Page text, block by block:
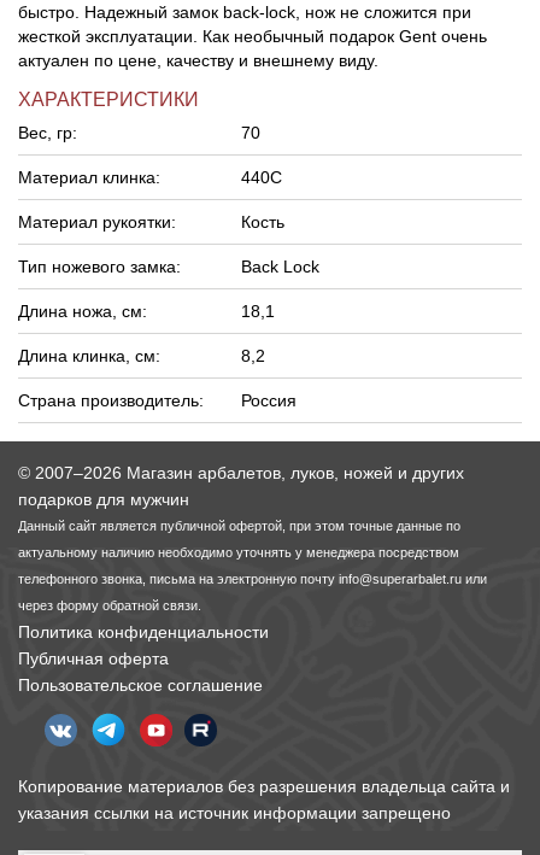
быстро. Надежный замок back-lock, нож не сложится при
жесткой эксплуатации. Как необычный подарок Gent очень
актуален по цене, качеству и внешнему виду.
ХАРАКТЕРИСТИКИ
Вес, гр: 70
Материал клинка: 440С
Материал рукоятки: Кость
Тип ножевого замка: Back Lock
Длина ножа, см: 18,1
Длина клинка, см: 8,2
Страна производитель: Россия
© 2007–2026 Магазин арбалетов, луков, ножей и других
подарков для мужчин
Данный сайт является публичной офертой, при этом точные данные по
актуальному наличию необходимо уточнять у менеджера посредством
телефонного звонка, письма на электронную почту info@superarbalet.ru или
через форму обратной связи.
Политика конфиденциальности
Публичная оферта
Пользовательское соглашение
Копирование материалов без разрешения владельца сайта и
указания ссылки на источник информации запрещено